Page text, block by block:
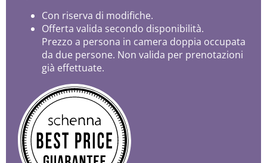
Con riserva di modifiche.
Offerta valida secondo disponibilità.
Prezzo a persona in camera doppia occupata
da due persone. Non valida per prenotazioni
già effettuate.
Selezione più ampia di stanze
Consulenza personale
Nessun costo nascosto
Pagamento al check out